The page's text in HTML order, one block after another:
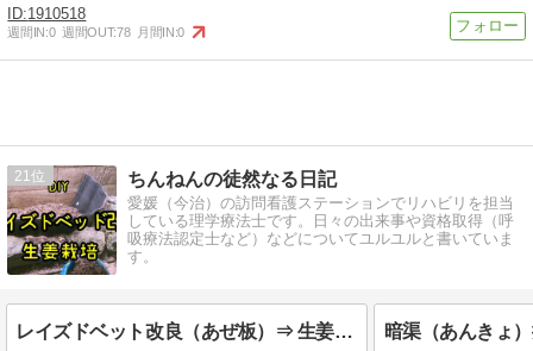
1910518
週間IN:0 週間OUT:78 月間IN:0
21 ちんねんの徒然なる日記
愛媛（今治）の訪問看護ステーションでリハビリを担当
している理学療法士です。日々の出来事や資格取得（呼
吸療法認定士など）などについてユルユルと書いていま
す。
レイズドベット改良（あぜ板）⇒ 生姜栽培